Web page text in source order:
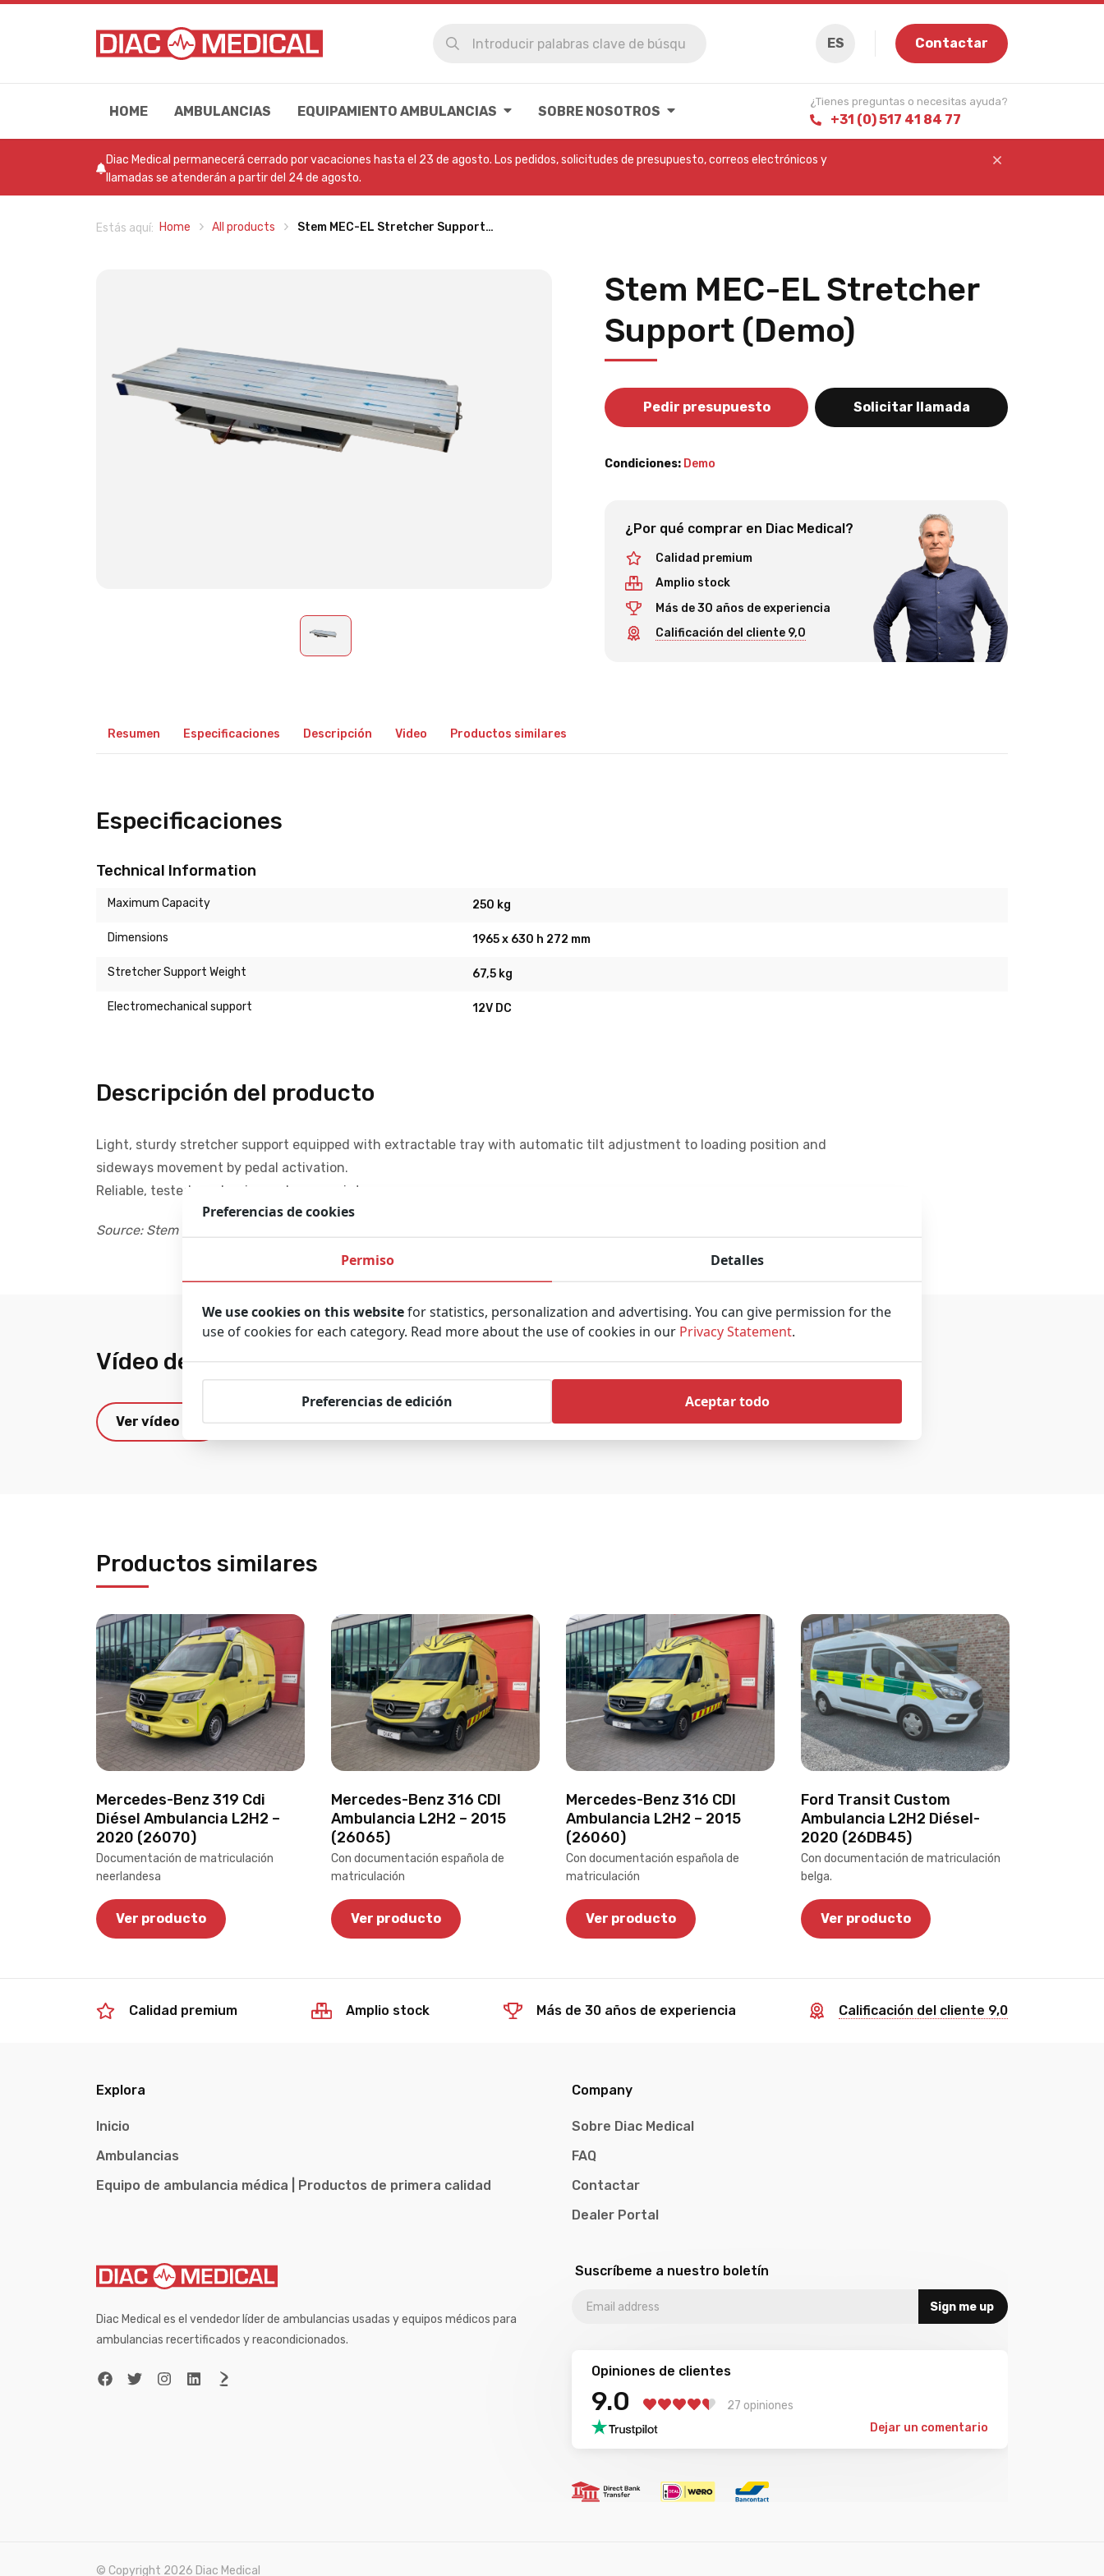
ES Contactar
HOME AMBULANCIAS EQUIPAMIENTO AMBULANCIAS SOBRE NOSOTROS
¿Tienes preguntas o necesitas ayuda?
+31 (0) 517 41 84 77
Diac Medical permanecerá cerrado por vacaciones hasta el 23 de agosto. Los pedidos, solicitudes de presupuesto, correos electrónicos y
llamadas se atenderán a partir del 24 de agosto.
Estás aquí: Home All products Stem MEC-EL Stretcher Support…
Stem MEC-EL Stretcher
Support (Demo)
Pedir presupuesto Solicitar llamada
Condiciones: Demo
¿Por qué comprar en Diac Medical?
Calidad premium
Amplio stock
Más de 30 años de experiencia
Calificación del cliente 9,0
Resumen Especificaciones Descripción Video Productos similares
Especificaciones
Technical Information
Maximum Capacity 250 kg
Dimensions 1965 x 630 h 272 mm
Stretcher Support Weight 67,5 kg
Electromechanical support 12V DC
Descripción del producto
Light, sturdy stretcher support equipped with extractable tray with automatic tilt adjustment to loading position and
sideways movement by pedal activation.
Reliable, tested mechanics and easy maintenance.
Source: Stem S.r.l. Retrieved from www.stem.it
Vídeo del producto
Ver vídeo
Productos similares
Mercedes-Benz 319 Cdi
Diésel Ambulancia L2H2 –
2020 (26070)
Documentación de matriculación
neerlandesa
Ver producto
Mercedes-Benz 316 CDI
Ambulancia L2H2 – 2015
(26065)
Con documentación española de
matriculación
Ver producto
Mercedes-Benz 316 CDI
Ambulancia L2H2 – 2015
(26060)
Con documentación española de
matriculación
Ver producto
Ford Transit Custom
Ambulancia L2H2 Diésel-
2020 (26DB45)
Con documentación de matriculación
belga.
Ver producto
Calidad premium Amplio stock Más de 30 años de experiencia Calificación del cliente 9,0
Diac Medical es el vendedor líder de ambulancias usadas y equipos médicos para
ambulancias recertificados y reacondicionados.
Explora
Inicio
Ambulancias
Equipo de ambulancia médica | Productos de primera calidad
Company
Sobre Diac Medical
FAQ
Contactar
Dealer Portal
Suscríbeme a nuestro boletín
Sign me up
Opiniones de clientes
9.0
27 opiniones
Dejar un comentario
© Copyright 2026 Diac Medical
Preferencias de cookies
Permiso Detalles
We use cookies on this websitefor statistics, personalization and advertising. You can give permission for the
use of cookies for each category. Read more about the use of cookies in our Privacy Statement.
Preferencias de edición Aceptar todo